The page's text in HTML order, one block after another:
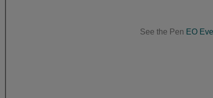
See the Pen EO